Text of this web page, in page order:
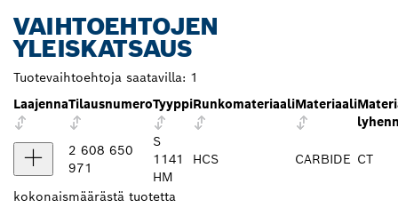
VAIHTOEHTOJEN
YLEISKATSAUS
Tuotevaihtoehtoja saatavilla: 1
LaajennaTilausnumeroTyyppiRunkomateriaaliMateriaali
2 608 650
971
S
1141
HM
HCS CARBIDE CT
kokonaismäärästä tuotetta